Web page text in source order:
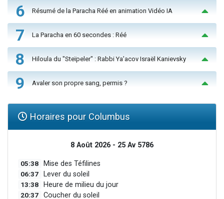
6 Résumé de la Paracha Réé en animation Vidéo IA
7 La Paracha en 60 secondes : Réé
8 Hiloula du "Steïpeler" : Rabbi Ya’acov Israël Kanievsky
9 Avaler son propre sang, permis ?
Horaires pour Columbus
8 Août 2026 - 25 Av 5786
05:38 Mise des Téfilines
06:37 Lever du soleil
13:38 Heure de milieu du jour
20:37 Coucher du soleil